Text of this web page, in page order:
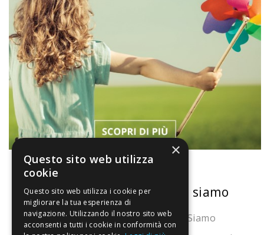
La nostra convenienza
Il risparmio che fa ambiente
Chi siamo
Chi Siamo
×
Questo sito web utilizza
cookie
Questo sito web utilizza i cookie per
migliorare la tua esperienza di
navigazione. Utilizzando il nostro sito web
acconsenti a tutti i cookie in conformità con